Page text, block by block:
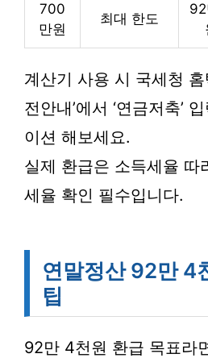
700
만원
최대 한도
계산기 사용 시 국세청 홈
전안내’에서 ‘연금저축’
이션 해보세요.
실제 환급은 소득세율 따
세율 확인 필수입니다.
연말정산 92만 4
팁
92만 4천원 환급 목표라